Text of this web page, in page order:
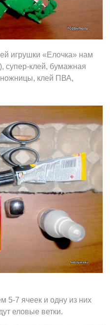
игрушки «Елочка» нам
супер-клей, бумажная
ножницы, клей ПВА,
5-7 ячеек и одну из них
еловые ветки.